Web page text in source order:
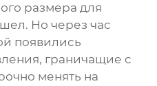
размера для
Но через час
появились
граничащие с
менять на